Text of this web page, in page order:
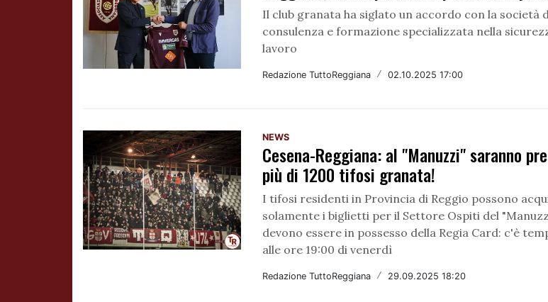
Il club granata ha siglato un accordo con la società
consulenza e formazione specializzata nella
lavoro
Redazione TuttoReggiana / 02.10.2025 17:00
NEWS
Cesena-Reggiana: al "Manuzzi" saranno
più di 1200 tifosi granata!
I tifosi residenti in Provincia di Reggio possono
solamente i biglietti per il Settore Ospiti del
devono essere in possesso della Regia Card: c'è
alle ore 19:00 di venerdì
Redazione TuttoReggiana / 29.09.2025 18:20